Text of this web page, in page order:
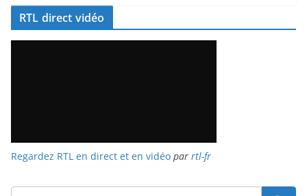
RTL direct vidéo
Regardez RTL en direct et en vidéo par rtl-fr